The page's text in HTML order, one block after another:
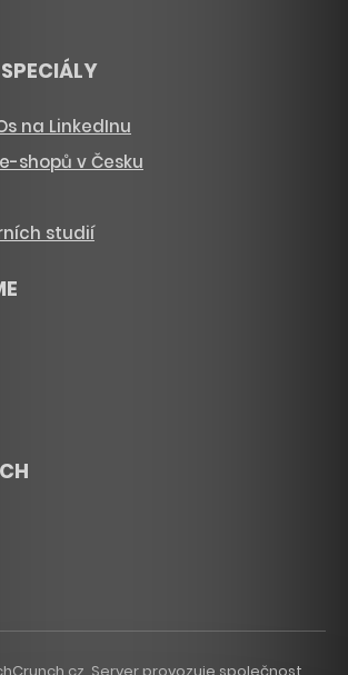
na LinkedInu
shopů v Česku
studií
Server provozuje společnost